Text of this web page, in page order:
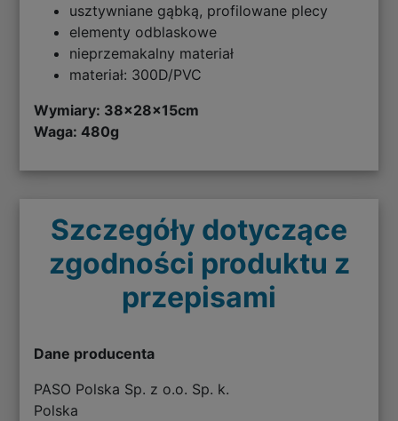
usztywniane gąbką, profilowane plecy
elementy odblaskowe
nieprzemakalny materiał
materiał: 300D/PVC
Wymiary: 38x28x15cm
Waga: 480g
Szczegóły dotyczące
zgodności produktu z
przepisami
Dane producenta
PASO Polska Sp. z o.o. Sp. k.
Polska